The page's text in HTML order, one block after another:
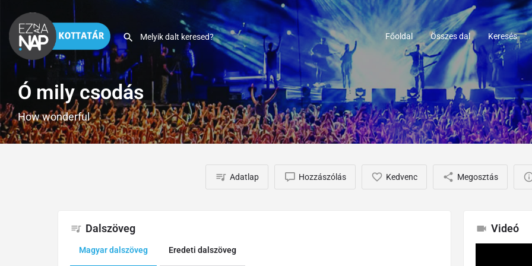
Főoldal Összes dal Keresés
Ó mily csodás
How wonderful
Adatlap Hozzászólás Kedvenc Megosztás
Dalszöveg
Magyar dalszöveg Eredeti dalszöveg
Videó